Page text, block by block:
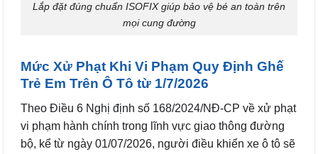
Lắp đặt đúng chuẩn ISOFIX giúp bảo vệ bé an toàn trên
mọi cung đường
Mức Xử Phạt Khi Vi Phạm Quy Định Ghế
Trẻ Em Trên Ô Tô từ 1/7/2026
Theo Điều 6 Nghị định số 168/2024/NĐ-CP về xử phạt
vi phạm hành chính trong lĩnh vực giao thông đường
bộ, kể từ ngày 01/07/2026, người điều khiển xe ô tô sẽ